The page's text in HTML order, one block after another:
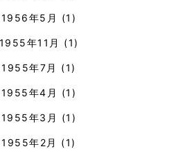
1956年5月 (1)
1955年11月 (1)
1955年7月 (1)
1955年4月 (1)
1955年3月 (1)
1955年2月 (1)